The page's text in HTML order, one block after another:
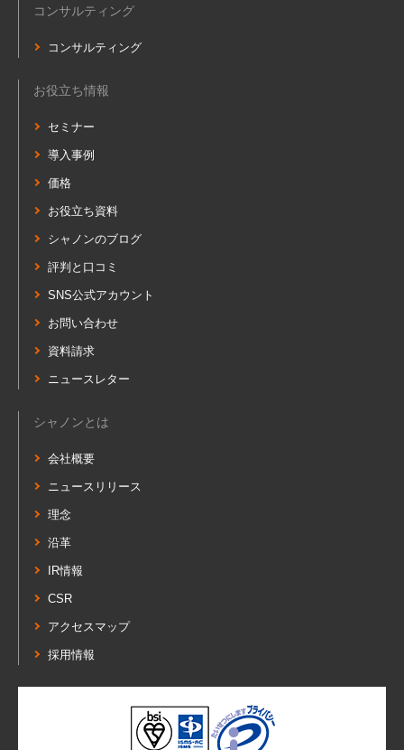
コンサルティング
コンサルティング
お役立ち情報
セミナー
導入事例
価格
お役立ち資料
シャノンのブログ
評判と口コミ
SNS公式アカウント
お問い合わせ
資料請求
ニュースレター
シャノンとは
会社概要
ニュースリリース
理念
沿革
IR情報
CSR
アクセスマップ
採用情報